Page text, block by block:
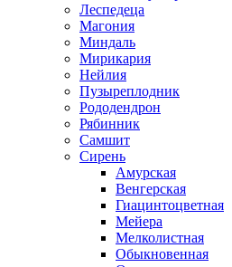
Леспедеца
Магония
Миндаль
Мирикария
Нейлия
Пузыреплодник
Рододендрон
Рябинник
Самшит
Сирень
Амурская
Венгерская
Гиацинтоцветная
Мейера
Мелколистная
Обыкновенная